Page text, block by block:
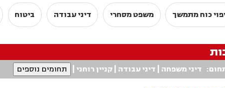
כוח מתמשך משפט מסחרי דיני עבודה ביטוח
דיני משפחה דיני עבודה קניין רוחני תחומים נוספים